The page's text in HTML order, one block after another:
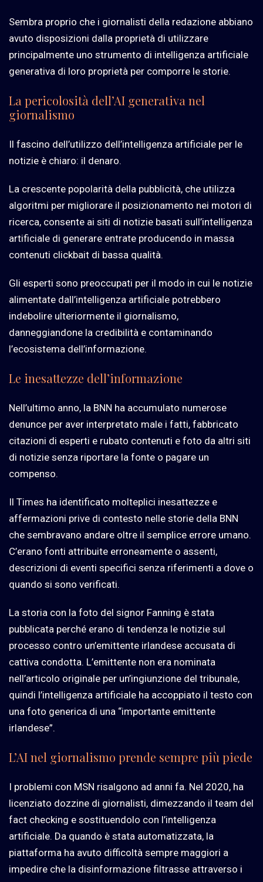
Sembra proprio che i giornalisti della redazione abbiano
avuto disposizioni dalla proprietà di utilizzare
principalmente uno strumento di intelligenza artificiale
generativa di loro proprietà per comporre le storie.
La pericolosità dell’AI generativa nel
giornalismo
Il fascino dell’utilizzo dell’intelligenza artificiale per le
notizie è chiaro: il denaro.
La crescente popolarità della pubblicità, che utilizza
algoritmi per migliorare il posizionamento nei motori di
ricerca, consente ai siti di notizie basati sull’intelligenza
artificiale di generare entrate producendo in massa
contenuti clickbait di bassa qualità.
Gli esperti sono preoccupati per il modo in cui le notizie
alimentate dall’intelligenza artificiale potrebbero
indebolire ulteriormente il giornalismo,
danneggiandone la credibilità e contaminando
l’ecosistema dell’informazione.
Le inesattezze dell’informazione
Nell’ultimo anno, la BNN ha accumulato numerose
denunce per aver interpretato male i fatti, fabbricato
citazioni di esperti e rubato contenuti e foto da altri siti
di notizie senza riportare la fonte o pagare un
compenso.
Il Times ha identificato molteplici inesattezze e
affermazioni prive di contesto nelle storie della BNN
che sembravano andare oltre il semplice errore umano.
C’erano fonti attribuite erroneamente o assenti,
descrizioni di eventi specifici senza riferimenti a dove o
quando si sono verificati.
La storia con la foto del signor Fanning è stata
pubblicata perché erano di tendenza le notizie sul
processo contro un’emittente irlandese accusata di
cattiva condotta. L’emittente non era nominata
nell’articolo originale per un’ingiunzione del tribunale,
quindi l’intelligenza artificiale ha accoppiato il testo con
una foto generica di una “importante emittente
irlandese”.
L’AI nel giornalismo prende sempre più piede
I problemi con MSN risalgono ad anni fa. Nel 2020, ha
licenziato dozzine di giornalisti, dimezzando il team del
fact checking e sostituendolo con l’intelligenza
artificiale. Da quando è stata automatizzata, la
piattaforma ha avuto difficoltà sempre maggiori a
impedire che la disinformazione filtrasse attraverso i